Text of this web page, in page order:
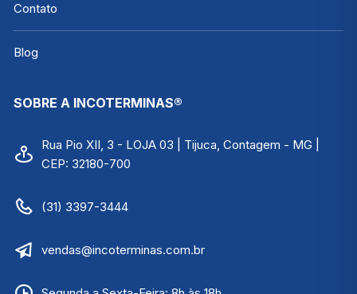
Contato
Blog
SOBRE A INCOTERMINAS®
Rua Pio XII, 3 - LOJA 03 | Tijuca, Contagem - MG |
CEP: 32180-700
(31) 3397-3444
vendas@incoterminas.com.br